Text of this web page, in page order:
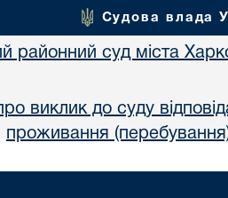
Судова влада
районний суд міста
виклик до суду
проживання